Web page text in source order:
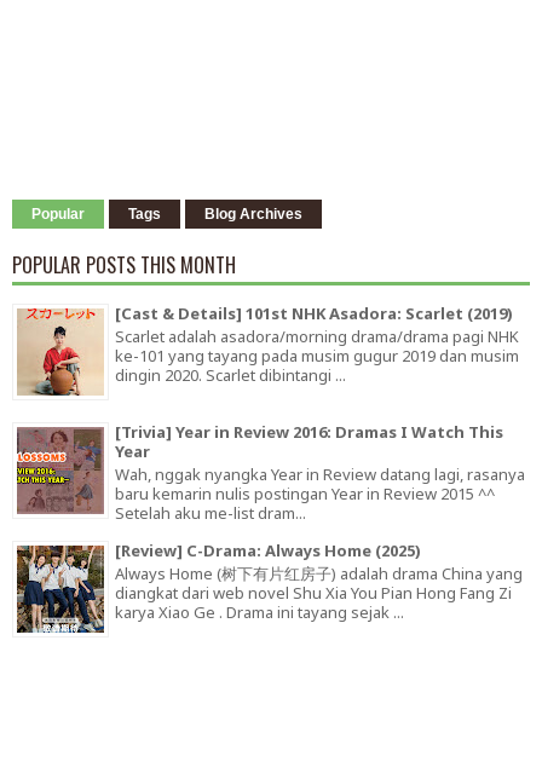
Popular Tags Blog Archives
POPULAR POSTS THIS MONTH
[Cast & Details] 101st NHK Asadora: Scarlet (2019)
Scarlet adalah asadora/morning drama/drama pagi NHK
ke-101 yang tayang pada musim gugur 2019 dan musim
dingin 2020. Scarlet dibintangi ...
[Trivia] Year in Review 2016: Dramas I Watch This
Year
Wah, nggak nyangka Year in Review datang lagi, rasanya
baru kemarin nulis postingan Year in Review 2015 ^^
Setelah aku me-list dram...
[Review] C-Drama: Always Home (2025)
Always Home (树下有片红房子) adalah drama China yang
diangkat dari web novel Shu Xia You Pian Hong Fang Zi
karya Xiao Ge . Drama ini tayang sejak ...